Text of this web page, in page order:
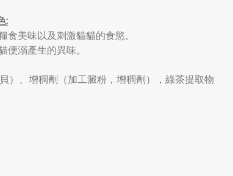
:
食美味以及刺激貓貓的食慾。
便溺產生的異味。
）、增稠劑（加工澱粉，增稠劑），綠茶提取物